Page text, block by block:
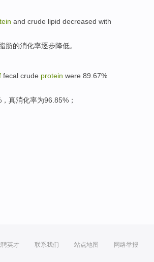
and crude lipid decreased with
肪的消化率逐步降低。
fecal crude protein were 89.67%
真消化率为96.85%；
英才 联系我们 站点地图 网络举报